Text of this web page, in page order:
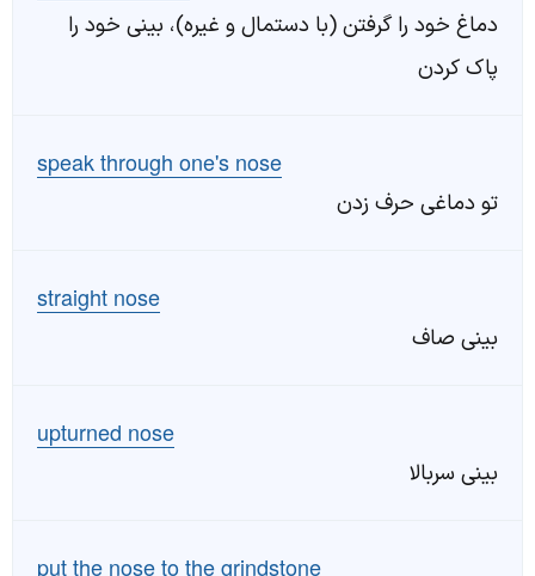
دماغ خود را گرفتن (با دستمال و غیره)، بینی خود را
پاک کردن
speak through one's nose
تو دماغی حرف زدن
straight nose
بینی صاف
upturned nose
بینی سربالا
put the nose to the grindstone